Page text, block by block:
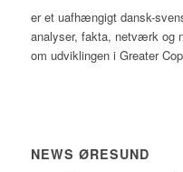
er et uafhængigt dansk-
analyser, fakta, netværk og
om udviklingen i Greater
NEWS ØRESUND